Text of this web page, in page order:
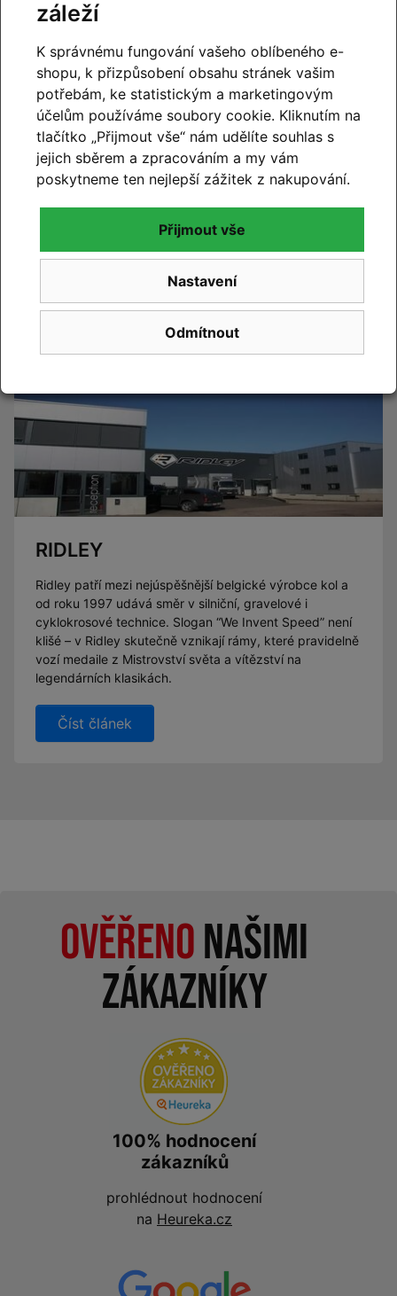
CUBE 2027
Novinky CUBE 2027 se blíží. Již brzy vám představíme
novou kolekci.
Číst článek
RIDLEY
Ridley patří mezi nejúspěšnější belgické výrobce kol a
od roku 1997 udává směr v silniční, gravelové i
cyklokrosové technice. Slogan “We Invent Speed” není
klišé – v Ridley skutečně vznikají rámy, které pravidelně
vozí medaile z Mistrovství světa a vítězství na
legendárních klasikách.
Číst článek
Ověřenonašimi
zákazníky
100% hodnocení
zákazníků
prohlédnout hodnocení
na Heureka.cz
záleží
K správnému fungování vašeho oblíbeného e-
shopu, k přizpůsobení obsahu stránek vašim
potřebám, ke statistickým a marketingovým
účelům používáme soubory cookie. Kliknutím na
tlačítko „Přijmout vše“ nám udělíte souhlas s
jejich sběrem a zpracováním a my vám
poskytneme ten nejlepší zážitek z nakupování.
Odmítnout
Nastavení
Přijmout vše